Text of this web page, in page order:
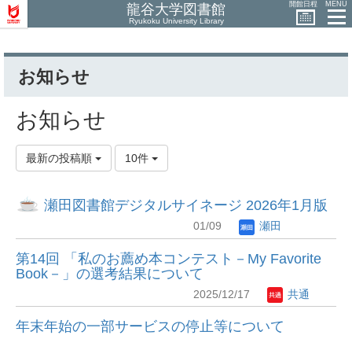
龍谷大学図書館
Ryukoku University Library
開館日程 MENU
お知らせ
お知らせ
最新の投稿順 10件
瀬田図書館デジタルサイネージ 2026年1月版
01/09 瀬田
第14回 「私のお薦め本コンテスト－My Favorite
Book－」の選考結果について
2025/12/17 共通
年末年始の一部サービスの停止等について